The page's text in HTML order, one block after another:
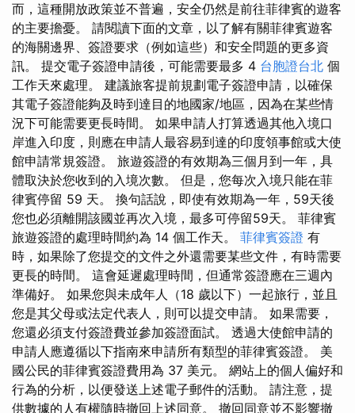
而，這種開放政策並不普遍，安全仍然是前往菲律賓的遊客
的主要擔憂。 請閱讀下面的文章，以了解有關菲律賓遊客
的海關邊界、簽證要求（例如這些）和安全問題的更多資
訊。 提交電子簽證申請後，可能需要最多 4 台胞證台北 個
工作天來處理。 建議旅客提前規劃電子簽證申請，以確保
其電子簽證能夠及時到達目的地國家/地區，因為在某些情
況下可能需要更長時間。 如果申請人打算透過其他入境口
岸進入印度，則應在申請人最容易到達的印度領事館或大使
館申請常規簽證。 旅遊簽證的有效期為三個月到一年，具
體取決於您收到的入境次數。 但是，您每次入境只能在菲
律賓停留 59 天。 換句話說，即使有效期為一年，59天後
您也必須離開該國並再次入境，最多可停留59天。 菲律賓
旅遊簽證的處理時間約為 14 個工作天。 菲律賓簽證 有
時，如果除了您提交的文件之外還需要某些文件，有時需要
更長的時間。 這會延遲處理時間，但通常簽證應在三週內
準備好。 如果您與未成年人（18 歲以下）一起旅行，並且
您是其父母或法定代表人，則可以提交申請。 如果需要，
您還必須支付簽證費並參加簽證面試。 透過大使館申請的
申請人應遵循以下指南來申請所有類型的菲律賓簽證。 美
國公民的菲律賓簽證費用為 37 美元。 網站上的個人偏好和
行為的分析，以便發送上述電子郵件的活動。 請注意，提
供數據的人有權隨時撤回上述同意。 撤回同意並不影響撤